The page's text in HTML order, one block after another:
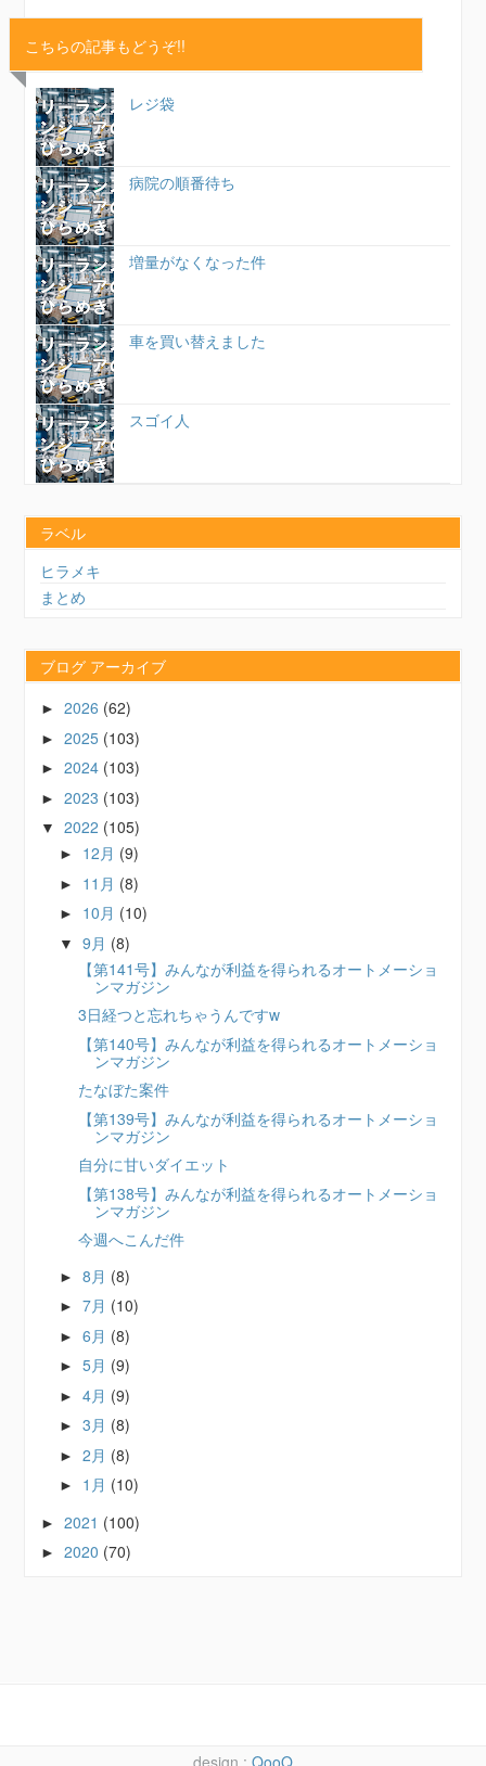
こちらの記事もどうぞ!!
レジ袋
病院の順番待ち
増量がなくなった件
車を買い替えました
スゴイ人
ラベル
ヒラメキ
まとめ
ブログ アーカイブ
►2026 (62)
►2025 (103)
►2024 (103)
►2023 (103)
▼2022 (105)
► 12月 (9)
► 11月 (8)
► 10月 (10)
▼9月 (8)
【第141号】みんなが利益を得られるオートメーショ
ンマガジン
3日経つと忘れちゃうんですw
【第140号】みんなが利益を得られるオートメーショ
ンマガジン
たなぼた案件
【第139号】みんなが利益を得られるオートメーショ
ンマガジン
自分に甘いダイエット
【第138号】みんなが利益を得られるオートメーショ
ンマガジン
今週へこんだ件
►8月 (8)
►7月 (10)
►6月 (8)
►5月 (9)
►4月 (9)
►3月 (8)
►2月 (8)
► 1月 (10)
►2021 (100)
►2020 (70)
QooQ